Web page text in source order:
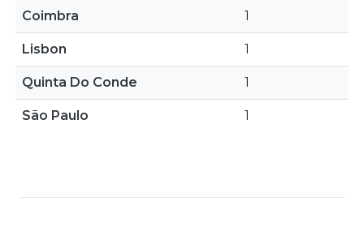
Coimbra 1
Lisbon 1
Quinta Do Conde 1
São Paulo 1